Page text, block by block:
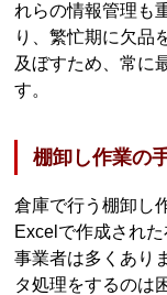
れらの情報管理も
り、繁忙期に欠品
及ぼすため、常に
す。
棚卸し作業の
倉庫で行う棚卸し
Excelで作成され
事業者は多くあり
タ処理をするのは